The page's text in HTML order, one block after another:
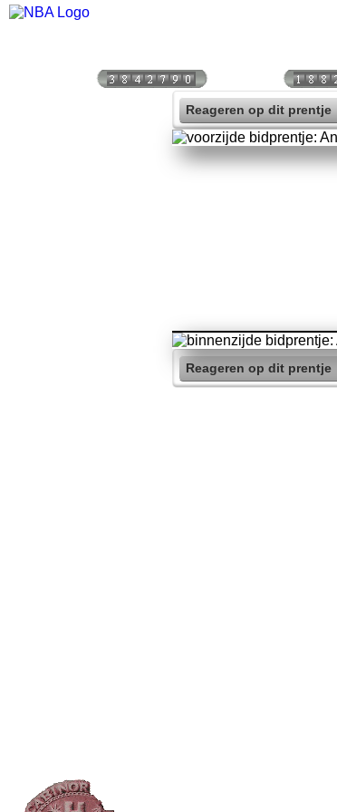
Reageren op dit prentje
Reageren op dit prentje